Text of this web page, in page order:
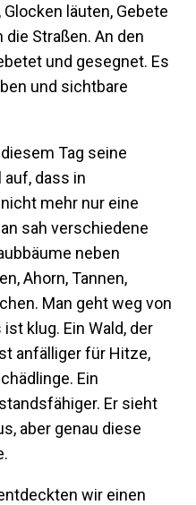
läuten, Gebete
Straßen. An den
und gesegnet. Es
und sichtbare
Tag seine
dass in
mehr nur eine
sah verschiedene
neben
Ahorn, Tannen,
Man geht weg von
klug. Ein Wald, der
anfälliger für Hitze,
Ein
Er sieht
aber genau diese
wir einen